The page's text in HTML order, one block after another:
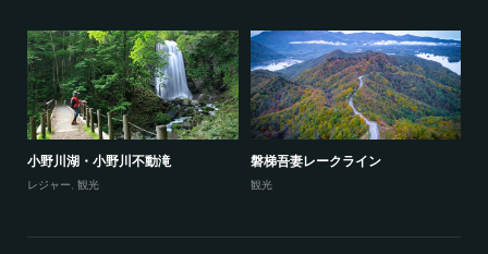
小野川湖・小野川不動滝
レジャー, 観光
磐梯吾妻レークライン
観光